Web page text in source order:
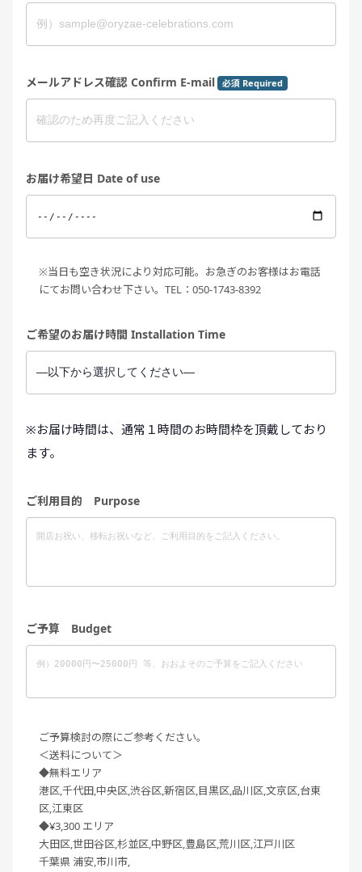
メールアドレス確認 Confirm E-mail 必須 Required
お届け希望日 Date of use
※当日も空き状況により対応可能。お急ぎのお客様はお電話
にてお問い合わせ下さい。TEL：050-1743-8392
ご希望のお届け時間 Installation Time
※お届け時間は、通常１時間のお時間枠を頂戴しており
ます。
ご利用目的 Purpose
ご予算 Budget
ご予算検討の際にご参考ください。
＜送料について＞
◆無料エリア
港区,千代田,中央区,渋谷区,新宿区,目黒区,品川区,文京区,台東
区,江東区
◆¥3,300 エリア
大田区,世田谷区,杉並区,中野区,豊島区,荒川区,江戸川区
千葉県 浦安,市川市,